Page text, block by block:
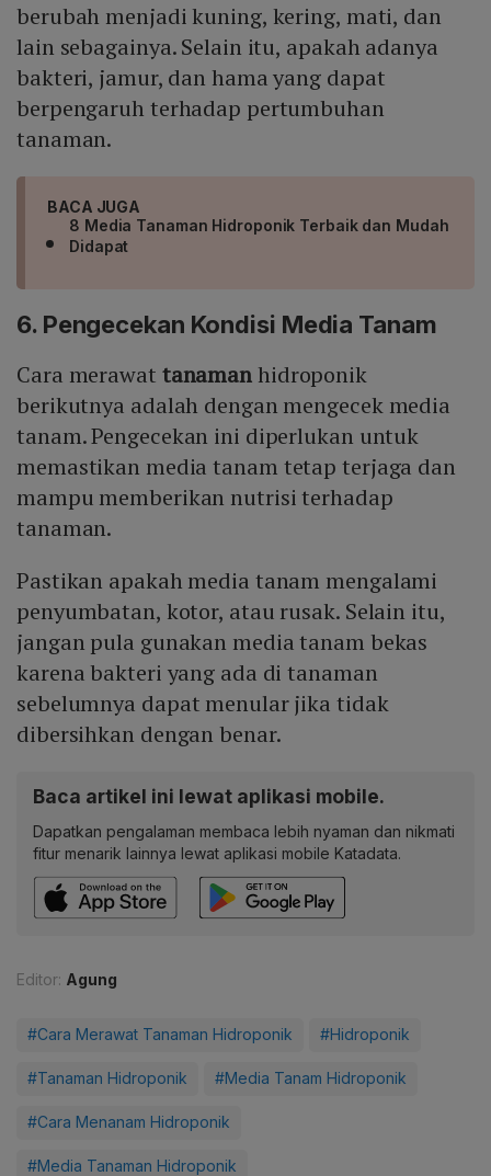
berubah menjadi kuning, kering, mati, dan
lain sebagainya. Selain itu, apakah adanya
bakteri, jamur, dan hama yang dapat
berpengaruh terhadap pertumbuhan
tanaman.
BACA JUGA
8 Media Tanaman Hidroponik Terbaik dan Mudah
Didapat
6. Pengecekan Kondisi Media Tanam
Cara merawat tanamanhidroponik
berikutnya adalah dengan mengecek media
tanam. Pengecekan ini diperlukan untuk
memastikan media tanam tetap terjaga dan
mampu memberikan nutrisi terhadap
tanaman.
Pastikan apakah media tanam mengalami
penyumbatan, kotor, atau rusak. Selain itu,
jangan pula gunakan media tanam bekas
karena bakteri yang ada di tanaman
sebelumnya dapat menular jika tidak
dibersihkan dengan benar.
Baca artikel ini lewat aplikasi mobile.
Dapatkan pengalaman membaca lebih nyaman dan nikmati
fitur menarik lainnya lewat aplikasi mobile Katadata.
Editor: Agung
#Cara Merawat Tanaman Hidroponik #Hidroponik
#Tanaman Hidroponik #Media Tanam Hidroponik
#Cara Menanam Hidroponik
#Media Tanaman Hidroponik